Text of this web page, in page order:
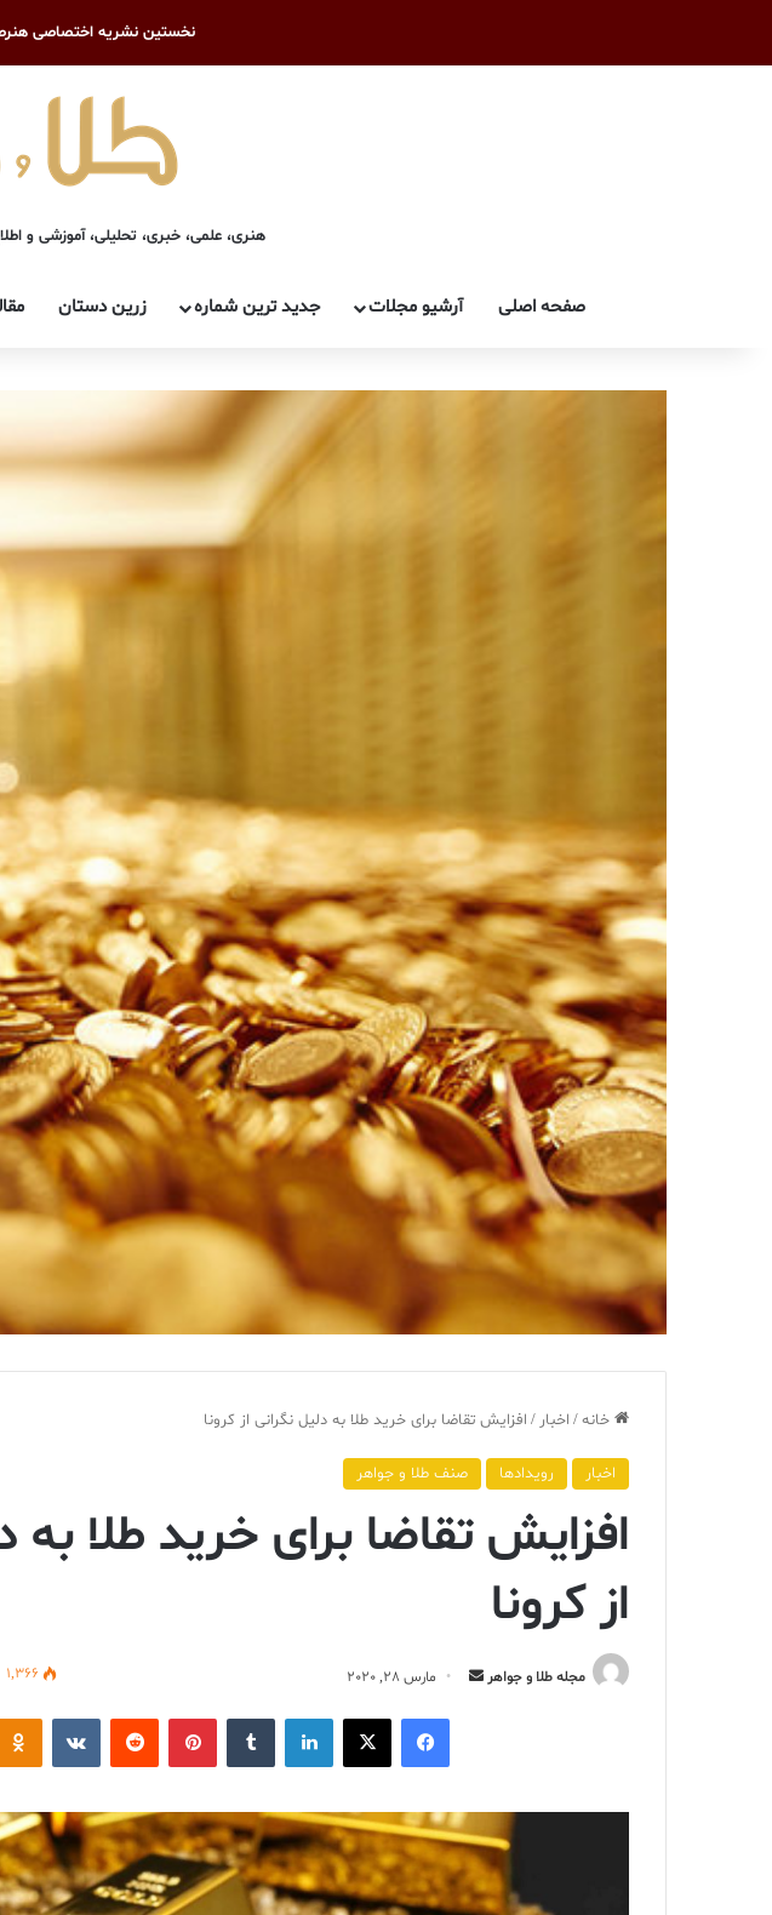
نخستین نشریه اختصاصی
هنری، علمی، خبری، تحلیلی، آموزشی و
صفحه اصلی آرشیو مجلات جدید ترین شماره زرین دستان
خانه/ اخبار / افزایش تقاضا برای خرید طلا به دلیل نگرانی از کرونا
اخبار رویدادها صنف طلا و جواهر
افزایش تقاضا برای خرید طلا به
از کرونا
مجله طلا و جواهر
ارسال
مارس 28, 2020 1,366
فیس بوک X لینکدین ‫تامبلر ‫پین‌ترست‫رددیت